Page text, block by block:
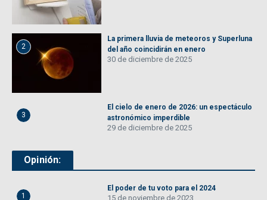
2
La primera lluvia de meteoros y Superluna
del año coincidirán en enero
30 de diciembre de 2025
3
El cielo de enero de 2026: un espectáculo
astronómico imperdible
29 de diciembre de 2025
Opinión:
1
El poder de tu voto para el 2024
15 de noviembre de 2023